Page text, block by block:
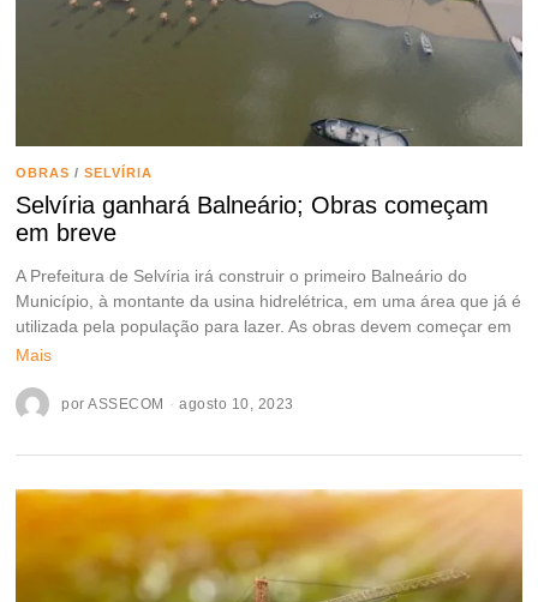
OBRAS / SELVÍRIA
Selvíria ganhará Balneário; Obras começam
em breve
A Prefeitura de Selvíria irá construir o primeiro Balneário do
Município, à montante da usina hidrelétrica, em uma área que já é
utilizada pela população para lazer. As obras devem começar em
Mais
porASSECOM agosto 10, 2023